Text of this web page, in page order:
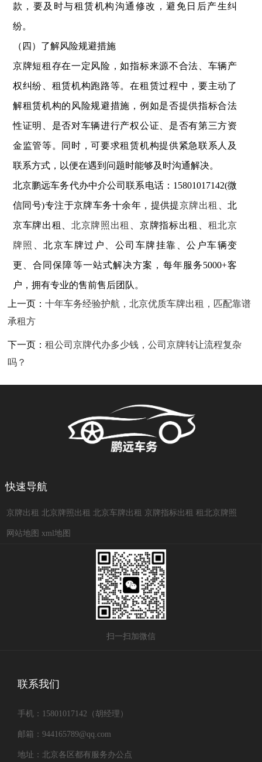
款，要及时与租赁机构沟通修改，避免日后产生纠
纷。
（四）了解风险规避措施
京牌短租存在一定风险，如指标来源不合法、车辆产
权纠纷、租赁机构跑路等。在租赁过程中，要主动了
解租赁机构的风险规避措施，例如是否提供指标合法
性证明、是否对车辆进行产权公证、是否有第三方资
金监管等。同时，可要求租赁机构提供紧急联系人及
联系方式，以便在遇到问题时能够及时沟通解决。
北京鹏远车务代办中介公司联系电话：15801017142(微
信同号)专注于京牌车务十余年，提供提京牌出租
、北
京车牌出租、北京牌照出租 、京牌指标出租、 租北京
牌照
、北京车牌过户、公司车牌挂靠、公户车辆变
更、合同保障等一站式解决方案，每年服务5000+客
户，拥有专业的售前售后团队。
上一页：十年车务经验护航，北京优质车牌出租，匹配靠谱
承租方
下一页：租公司京牌代办多少钱，公司京牌转让流程复杂
吗？
快速导航
京牌出租 北京牌照出租 北京车牌出租 京牌指标出租 租北京牌照
网站地图 xml地图
扫一扫加微信
联系我们
手机：15801017142（胡经理）
邮箱：944165789@qq.com
地址：北京各区都有服务办公点